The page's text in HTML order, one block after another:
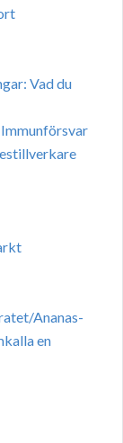
Vad du
Ananas-
en